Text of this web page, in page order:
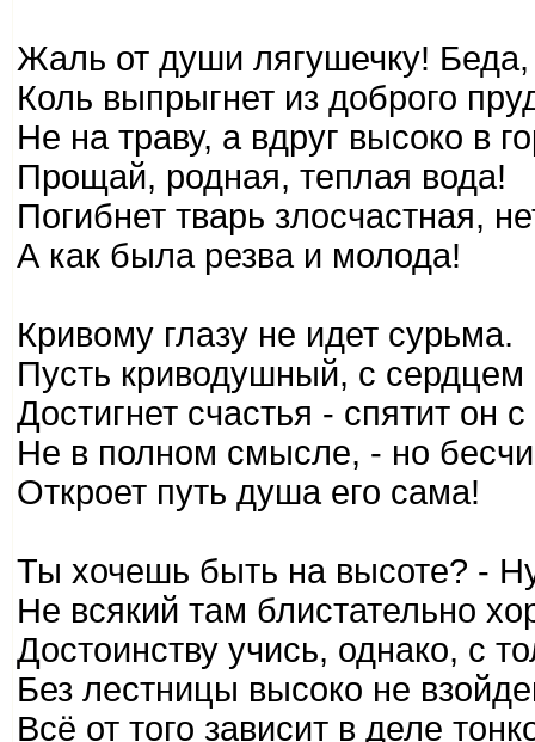
Жаль от души лягушечку! Беда,
Коль выпрыгнет из доброго
Не на траву, а вдруг высоко в
Прощай, родная, теплая вода!
Погибнет тварь злосчастная,
А как была резва и молода!
Кривому глазу не идет сурьма.
Пусть криводушный, с
Достигнет счастья - спятит он
Не в полном смысле, - но
Откроет путь душа его сама!
Ты хочешь быть на высоте? -
Не всякий там блистательно
Достоинству учись, однако, с
Без лестницы высоко не
Всё от того зависит в деле